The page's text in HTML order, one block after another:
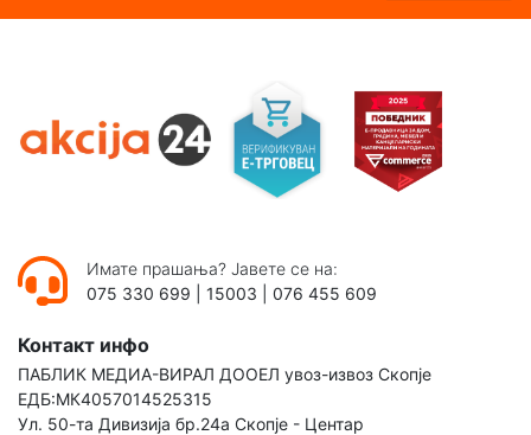
Имате прашања? Јавете се на:
075 330 699
15003 076 455 609
Контакт инфо
ПАБЛИК МЕДИА-ВИРАЛ ДООЕЛ увоз-извоз Скопје
ЕДБ:МК4057014525315
Ул. 50-та Дивизија бр.24а Скопје - Центар